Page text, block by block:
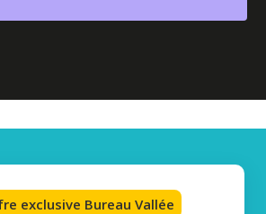
exclusive Bureau Vallée